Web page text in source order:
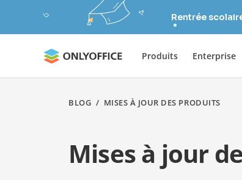
Rentrée
Produits Enterprise
BLOG / MISES À JOUR DES PRODUITS
Mises à jour